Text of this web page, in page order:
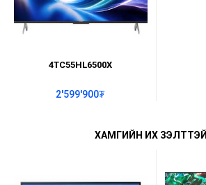
4TC55HL6500X
2'599'900₮
ХАМГИЙН ИХ ҮЗЭЛТТЭЙ